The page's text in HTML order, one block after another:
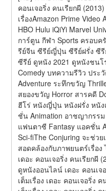
คอนเจอริ่ง คนเรียกผี
เรื่องAmazon Prime Video
HBO Hulu iQiYi Marvel
การ์ตูน กีฬา Sports ครอบค
รีย์จีน ซีรีย์ญี่ปุ่น ซีรีย์ฝรั่ง ซีรี
ซีรีย์ ดูหนัง 2021 ดูหนังชน
Comedy บทความรีวิว ประ
Adventure ระทึกขวัญ
สยองขวัญ Horror สารคดี
ฮีโร่ หนังญี่ปุ่น หนังฝรั่ง หนัง
ชั่น Animation อาชญากรร
แฟนตาซี Fantasy แอคชั่น
Sci-fiThe Conjuring จะช่ว
สอดคล้องกับภาพยนตร์เรื่อ
เดอะ คอนเจอริ่ง คนเรียกผี
ดูหนังออนไลน์ เดอะ คอนเจ
เต็มเรื่อง เดอะ คอนเจอริ่ง